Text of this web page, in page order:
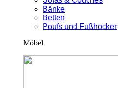
Bänke
Betten
Poufs und Fußhocker
Möbel